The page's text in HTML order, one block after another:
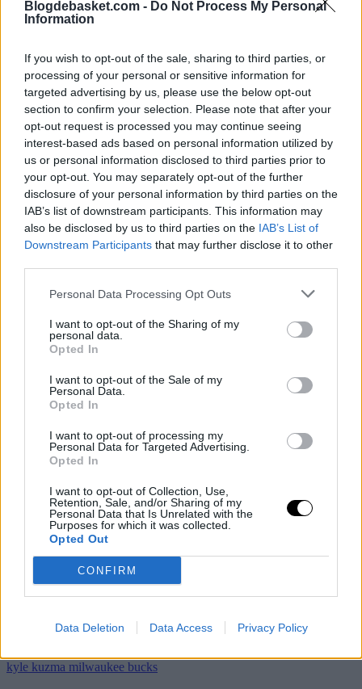
Blogdebasket.com - Do Not Process My Personal
Information
If you wish to opt-out of the sale, sharing to third parties, or
processing of your personal or sensitive information for
targeted advertising by us, please use the below opt-out
section to confirm your selection. Please note that after your
opt-out request is processed you may continue seeing
interest-based ads based on personal information utilized by
us or personal information disclosed to third parties prior to
your opt-out. You may separately opt-out of the further
disclosure of your personal information by third parties on the
IAB’s list of downstream participants. This information may
also be disclosed by us to third parties on the IAB’s List of
Downstream Participants that may further disclose it to other
Personal Data Processing Opt Outs
I want to opt-out of the Sharing of my
personal data.
Opted In
I want to opt-out of the Sale of my
Personal Data.
Opted In
I want to opt-out of processing my
Personal Data for Targeted Advertising.
Opted In
I want to opt-out of Collection, Use,
Retention, Sale, and/or Sharing of my
Personal Data that Is Unrelated with the
Purposes for which it was collected.
Opted Out
CONFIRM
Data Deletion Data Access Privacy Policy
Durante el evento, Vila fue entrevistado por el portal scout.com, a
quien confirmó que su futuro más próximo podría estar en el
baloncesto universitario de Estados Unidos .
"No lo se todavía", explicó el jugador cuando fue preguntado acerca
de emigrar a Estados Unidos."No he tomado una decisión.
una oferta en España y estoy meditando ambas opciones. Es una
gran oportunidad pero aún no he decidido nada."
Por el momento, las
universidades Wake Forest, Utah, Houston,
Oregon y Wichita State
han ofrecido una beca deportiva a Vila.
kyle kuzma milwaukee bucks